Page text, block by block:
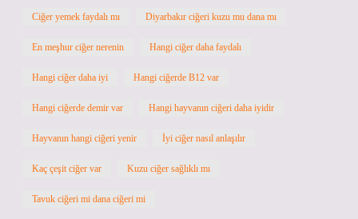
Ciğer yemek faydalı mı Diyarbakır ciğeri kuzu mu dana mı
En meşhur ciğer nerenin Hangi ciğer daha faydalı
Hangi ciğer daha iyi Hangi ciğerde B12 var
Hangi ciğerde demir var Hangi hayvanın ciğeri daha iyidir
Hayvanın hangi ciğeri yenir İyi ciğer nasıl anlaşılır
Kaç çeşit ciğer var Kuzu ciğer sağlıklı mı
Tavuk ciğeri mi dana ciğeri mi